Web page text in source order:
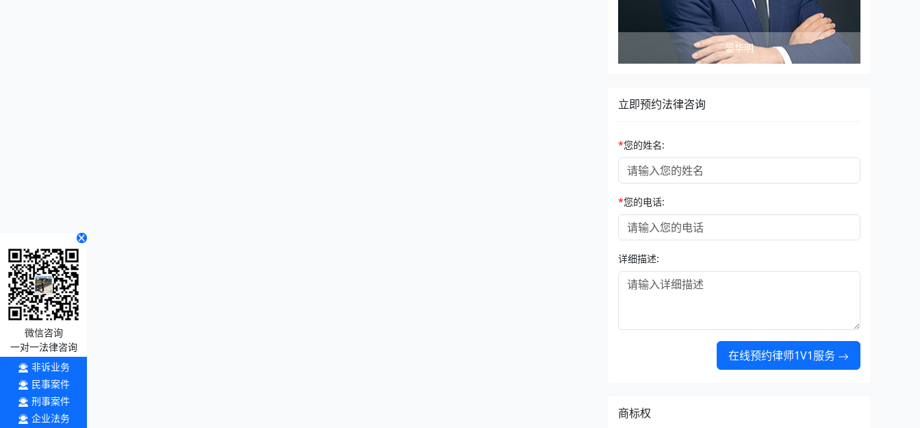
晏华明
立即预约法律咨询
*您的姓名:
*您的电话:
详细描述:
在线预约律师1V1服务
商标权
微信咨询
一对一法律咨询
非诉业务
民事案件
刑事案件
企业法务